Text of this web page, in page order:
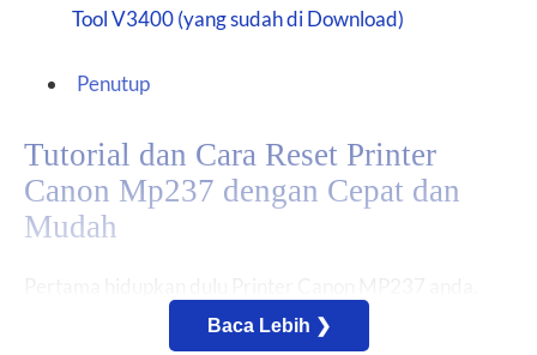
Tool V3400 (yang sudah di Download)
Penutup
Tutorial dan Cara Reset Printer
Canon Mp237 dengan Cepat dan
Mudah
Maka akan terlihat goresan pena The Ink Absorber is
Baca Lebih ❯